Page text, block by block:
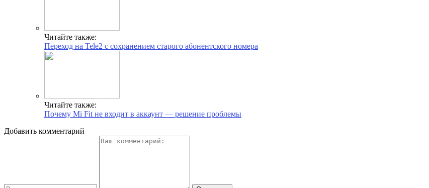
Читайте также:
Переход на Tele2 с сохранением старого абонентского номера
Читайте также:
Почему Mi Fit не входит в аккаунт — решение проблемы
Добавить комментарий